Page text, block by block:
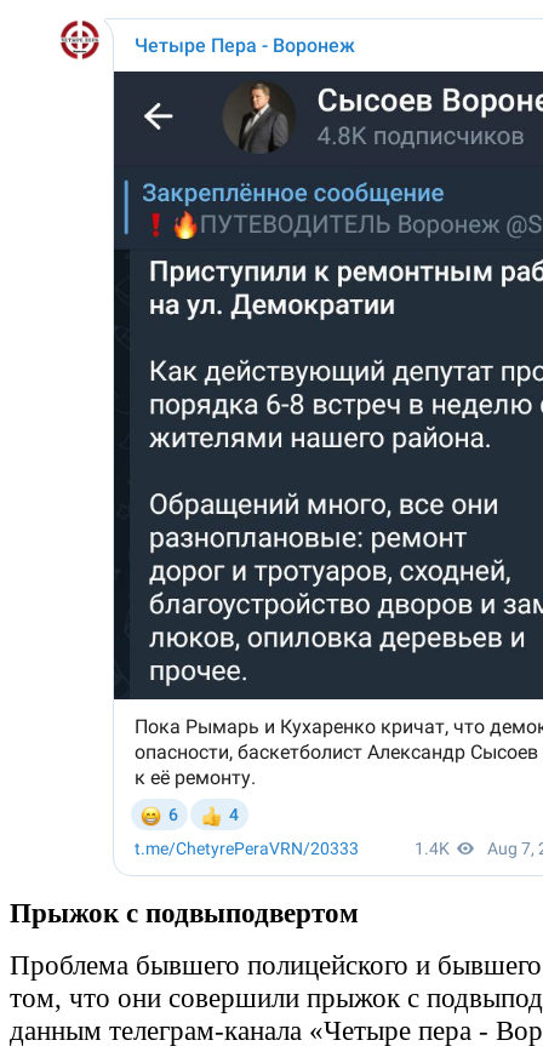
Прыжок с подвыподвертом
Проблема бывшего полицейского и
том, что они совершили прыжок с
данным телеграм-канала «Четыре пера -